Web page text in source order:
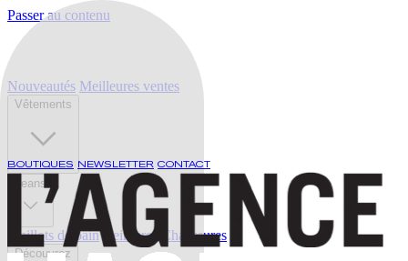
Passer au contenu
BOUTIQUES NEWSLETTER CONTACT
Nouveautés Meilleures ventes
Vêtements
Jeans
Maillots de bain Ceintures Chaussures
Découvrez